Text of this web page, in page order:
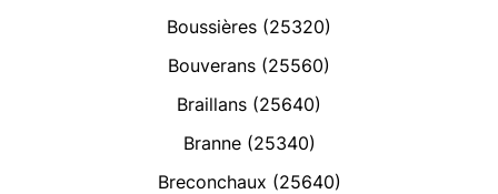
Boussières (25320)
Bouverans (25560)
Braillans (25640)
Branne (25340)
Breconchaux (25640)